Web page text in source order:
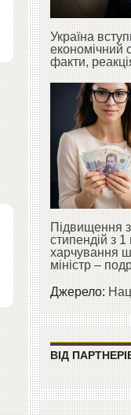
Україна
економічний
факти,
Підвищення
стипендій з
харчування
міністр –
Джерело:
ВІД